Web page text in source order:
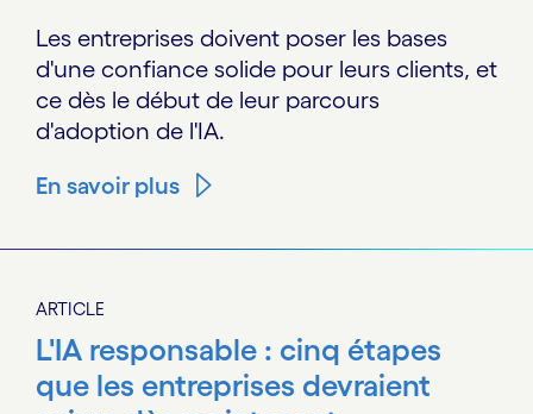
Les entreprises doivent poser les bases
d'une confiance solide pour leurs clients, et
ce dès le début de leur parcours
d'adoption de l'IA.
En savoir plus
ARTICLE
L'IA responsable : cinq étapes
que les entreprises devraient